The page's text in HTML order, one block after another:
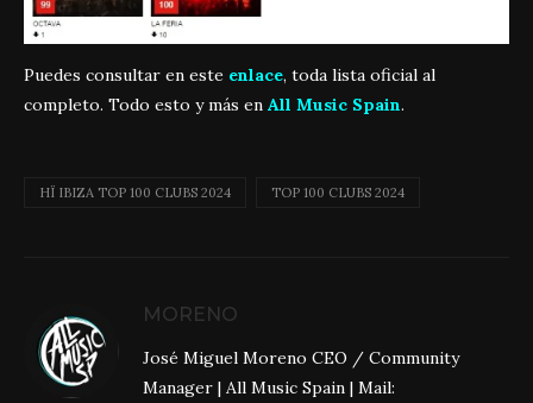
Puedes consultar en este enlace, toda lista oficial al
completo. Todo esto y más en All Music Spain.
HÏ IBIZA TOP 100 CLUBS 2024 TOP 100 CLUBS 2024
MORENO
José Miguel Moreno CEO / Community
Manager | All Music Spain | Mail: